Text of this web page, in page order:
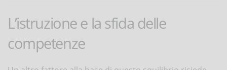
L’istruzione e la sfida delle
competenze